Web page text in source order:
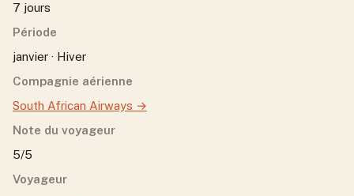
7 jours
Période
janvier · Hiver
Compagnie aérienne
South African Airways →
Note du voyageur
5/5
Voyageur